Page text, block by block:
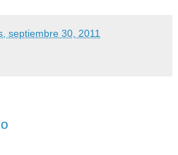
septiembre 30, 2011